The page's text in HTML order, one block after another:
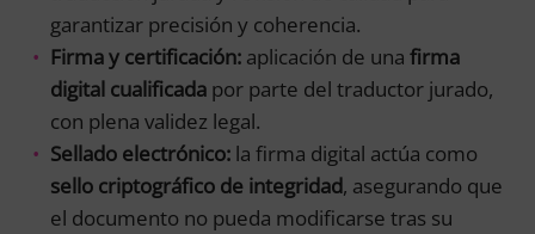
garantizar precisión y coherencia.
Firma y certificación: aplicación de una firma
digital cualificada por parte del traductor jurado,
con plena validez legal.
Sellado electrónico: la firma digital actúa como
sello criptográfico de integridad, asegurando que
el documento no pueda modificarse tras su